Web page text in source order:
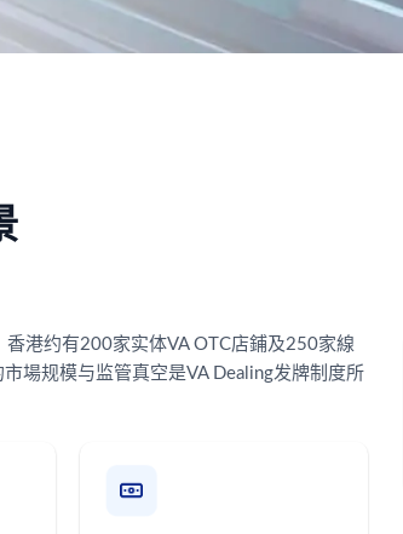
港约有200家实体VA OTC店鋪及250家線
場规模与监管真空是VA Dealing发牌制度所